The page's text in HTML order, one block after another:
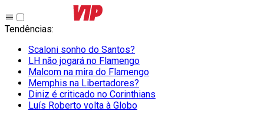
Tendências:
Scaloni sonho do Santos?
LH não jogará no Flamengo
Malcom na mira do Flamengo
Memphis na Libertadores?
Diniz é criticado no Corinthians
Luís Roberto volta à Globo